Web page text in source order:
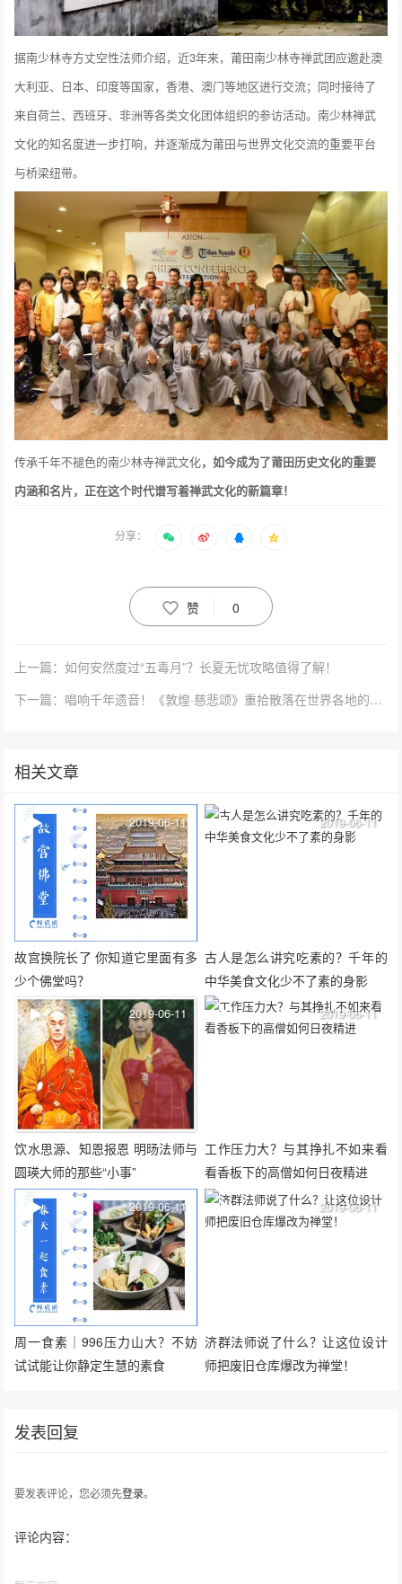
据南少林寺方丈空性法师介绍，近3年来，莆田南少林寺禅武团应邀赴澳
大利亚、日本、印度等国家，香港、澳门等地区进行交流；同时接待了
来自荷兰、西班牙、非洲等各类文化团体组织的参访活动。南少林禅武
文化的知名度进一步打响，并逐渐成为莆田与世界文化交流的重要平台
与桥梁纽带。
传承千年不褪色的南少林寺禅武文化，如今成为了莆田历史文化的重要
内涵和名片，正在这个时代谱写着禅武文化的新篇章！
分享：
赞 0
上一篇：如何安然度过“五毒月”？长夏无忧攻略值得了解！
下一篇：唱响千年遗音！《敦煌·慈悲颂》重拾散落在世界各地的慈悲
相关文章
故宫换院长了 你知道它里面有多
少个佛堂吗？
2019-06-11
古人是怎么讲究吃素的？千年的
中华美食文化少不了素的身影
2019-06-11
饮水思源、知恩报恩 明旸法师与
圆瑛大师的那些“小事”
2019-06-11
工作压力大？与其挣扎不如来看
看香板下的高僧如何日夜精进
2019-06-11
周一食素｜996压力山大？不妨
试试能让你静定生慧的素食
2019-06-11
济群法师说了什么？让这位设计
师把废旧仓库爆改为禅堂！
2019-06-11
发表回复
要发表评论，您必须先登录。
评论内容：